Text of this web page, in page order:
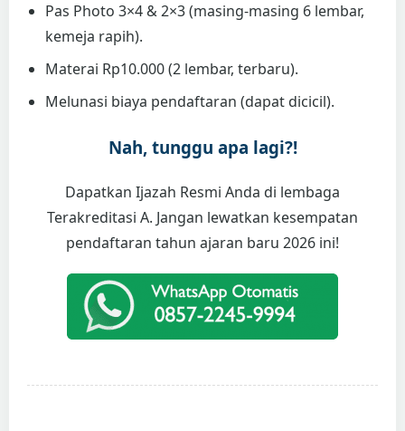
Pas Photo 3×4 & 2×3 (masing-masing 6 lembar,
kemeja rapih).
Materai Rp10.000 (2 lembar, terbaru).
Melunasi biaya pendaftaran (dapat dicicil).
Nah, tunggu apa lagi?!
Dapatkan Ijazah Resmi Anda di lembaga
Terakreditasi A. Jangan lewatkan kesempatan
pendaftaran tahun ajaran baru 2026 ini!